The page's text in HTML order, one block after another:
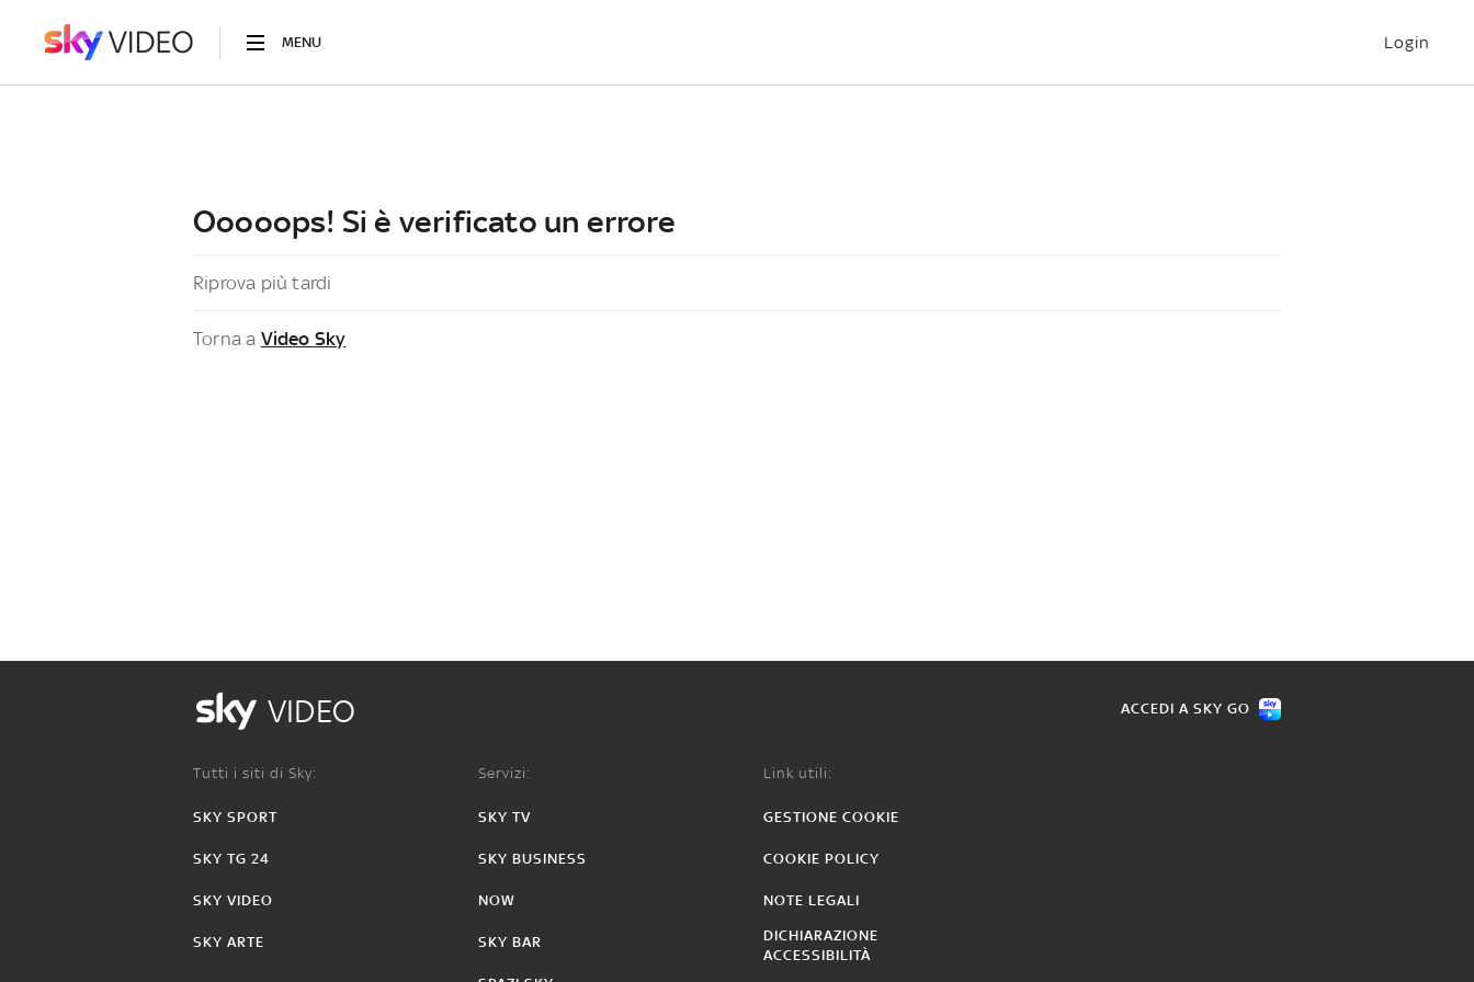
MENU Login
Ooooops! Si è verificato un errore
Riprova più tardi
Torna a Video Sky
VIDEO ACCEDI A SKY GO
Tutti i siti di Sky:
SKY SPORT
SKY TG 24
SKY VIDEO
SKY ARTE
Servizi:
SKY TV
SKY BUSINESS
NOW
SKY BAR
Link utili:
GESTIONE COOKIE
COOKIE POLICY
NOTE LEGALI
DICHIARAZIONE
ACCESSIBILITÀ